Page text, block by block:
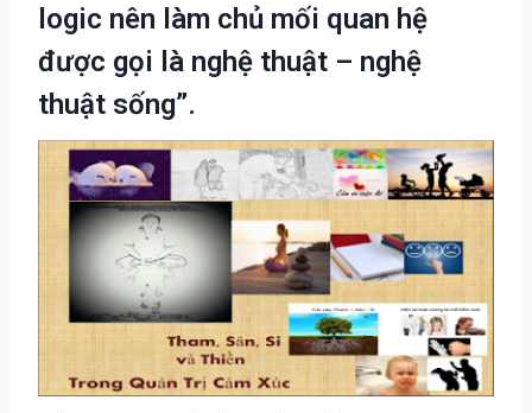
logic nên làm chủ mối quan hệ
được gọi là nghệ thuật – nghệ
thuật sống”.